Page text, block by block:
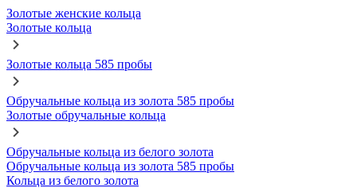
Золотые женские кольца
Золотые кольца
Золотые кольца 585 пробы
Обручальные кольца из золота 585 пробы
Золотые обручальные кольца
Обручальные кольца из белого золота
Обручальные кольца из золота 585 пробы
Кольца из белого золота